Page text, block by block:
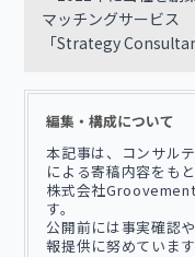
マッチングサービス
「Strategy
編集・構成について
本記事は、コンサル
による寄稿内容をもと
株式会社
す。
公開前には事実確認
報提供に努めています